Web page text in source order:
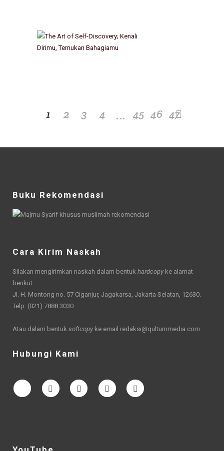
1 2 3 4 … 45 46 47
Buku Rekomendasi
Cara Kirim Naskah
Silakan mengirimkan naskah dalam bentuk hardcopy ke alamat
berikut.
Jl. H. Montong no. 57 Ciganjur, Jagakarsa, Jakarta Selatan, 12630.
Telp: (021) 7888 3030
Atau dalam bentuk softcopy ke email redaksi@qultummedia.com.
Hubungi Kami